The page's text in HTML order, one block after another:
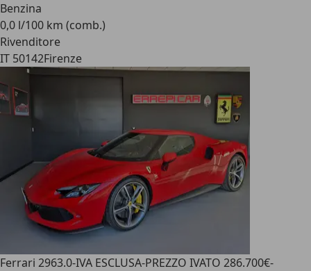
Benzina
0,0 l/100 km (comb.)
Rivenditore
IT 50142Firenze
Ferrari 2963.0-IVA ESCLUSA-PREZZO IVATO 286.700€-